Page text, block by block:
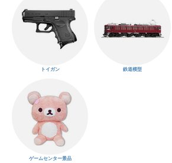
トイガン 鉄道模型
ゲームセンター景品